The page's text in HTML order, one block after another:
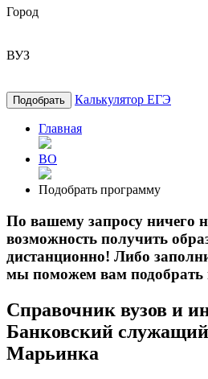
Город
ВУЗ
Подобрать Калькулятор ЕГЭ
Главная
ВО
Подобрать программу
По вашему запросу ничего
возможность получить
дистанционно! Либо
мы поможем вам подобрать
Справочник вузов и
Банковский служащий
Марьинка